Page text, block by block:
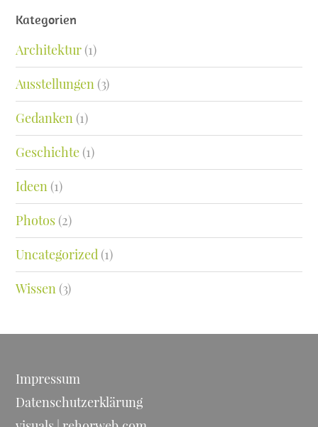
Kategorien
Architektur (1)
Ausstellungen (3)
Gedanken (1)
Geschichte (1)
Ideen (1)
Photos (2)
Uncategorized (1)
Wissen (3)
Impressum
Datenschutzerklärung